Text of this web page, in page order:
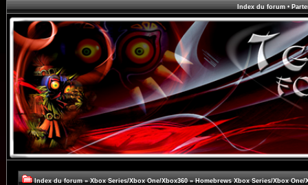
Index du forum•
Index du forum » Xbox Series/Xbox One/Xbox360 » Homebrews Xbox Series/Xbox One/